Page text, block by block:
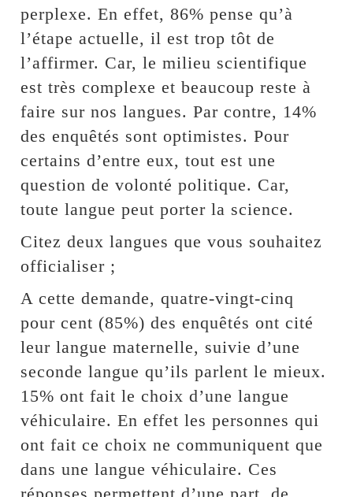
perplexe. En effet, 86% pense qu’à
l’étape actuelle, il est trop tôt de
l’affirmer. Car, le milieu scientifique
est très complexe et beaucoup reste à
faire sur nos langues. Par contre, 14%
des enquêtés sont optimistes. Pour
certains d’entre eux, tout est une
question de volonté politique. Car,
toute langue peut porter la science.
Citez deux langues que vous souhaitez
officialiser ;
A cette demande, quatre-vingt-cinq
pour cent (85%) des enquêtés ont cité
leur langue maternelle, suivie d’une
seconde langue qu’ils parlent le mieux.
15% ont fait le choix d’une langue
véhiculaire. En effet les personnes qui
ont fait ce choix ne communiquent que
dans une langue véhiculaire. Ces